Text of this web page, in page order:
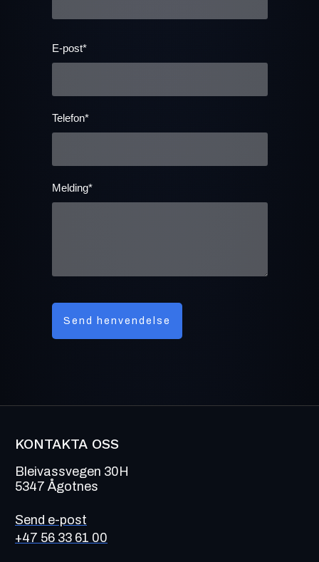
E-post*
Telefon*
Melding*
Send henvendelse
KONTAKTA OSS
Bleivassvegen 30H
5347 Ågotnes
Send e-post
+47 56 33 61 00